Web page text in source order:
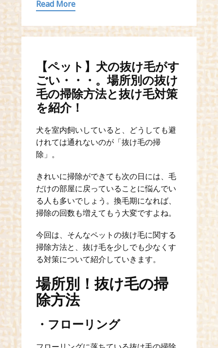
Read More
【ペット】犬の抜け毛がす
ごい・・・。場所別の抜け
毛の掃除方法と抜け毛対策
を紹介！
犬を室内飼いしていると、どうしても避
けれては通れないのが「抜け毛の掃
除」。
きれいに掃除ができても次の日には、毛
だけの部屋に戻っていることに悩んでい
る人も多いでしょう。換毛期になれば、
掃除の回数も増えてもう大変ですよね。
今回は、そんなペットの抜け毛に関する
掃除方法と、抜け毛を少しでも少なくす
る対策について紹介していきます。
場所別！抜け毛の掃
除方法
・フローリング